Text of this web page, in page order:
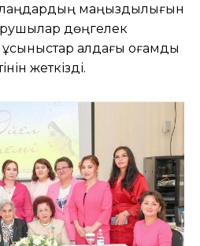
маңыздылығын
дөңгелек
алдағы қоғамдық
жеткізді.